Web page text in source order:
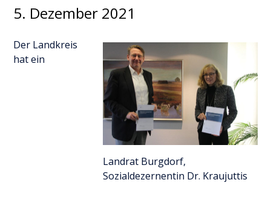
5. Dezember 2021
Landrat Burgdorf,
Sozialdezernentin Dr. Kraujuttis
Der Landkreis
hat ein